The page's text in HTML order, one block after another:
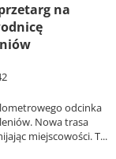
na
odcinka
Nowa trasa
miejscowości. T...